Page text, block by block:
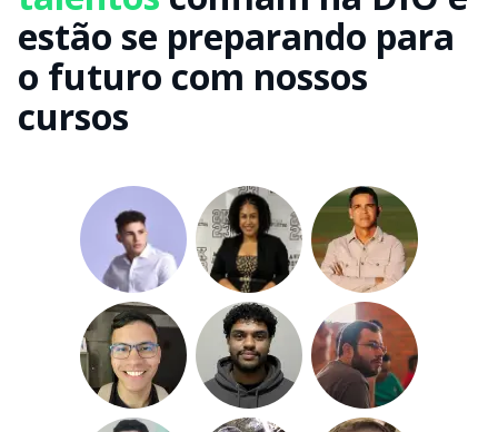
estão se preparando para
o futuro com nossos
cursos